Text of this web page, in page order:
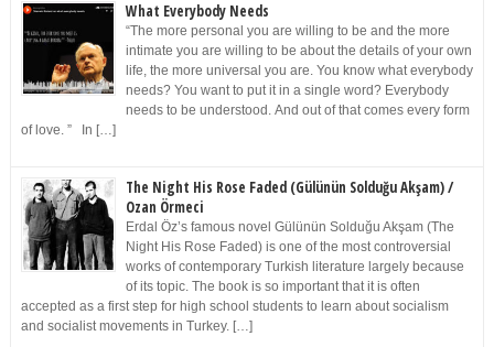
What Everybody Needs
“The more personal you are willing to be and the more
intimate you are willing to be about the details of your own
life, the more universal you are. You know what everybody
needs? You want to put it in a single word? Everybody
needs to be understood. And out of that comes every form
of love. ” In […]
The Night His Rose Faded (Gülünün Solduğu Akşam) /
Ozan Örmeci
Erdal Öz’s famous novel Gülünün Solduğu Akşam (The
Night His Rose Faded) is one of the most controversial
works of contemporary Turkish literature largely because
of its topic. The book is so important that it is often
accepted as a first step for high school students to learn about socialism
and socialist movements in Turkey. […]